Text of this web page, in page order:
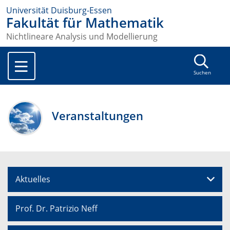
Universität Duisburg-Essen
Fakultät für Mathematik
Nichtlineare Analysis und Modellierung
Suchen
Veranstaltungen
Aktuelles
Prof. Dr. Patrizio Neff